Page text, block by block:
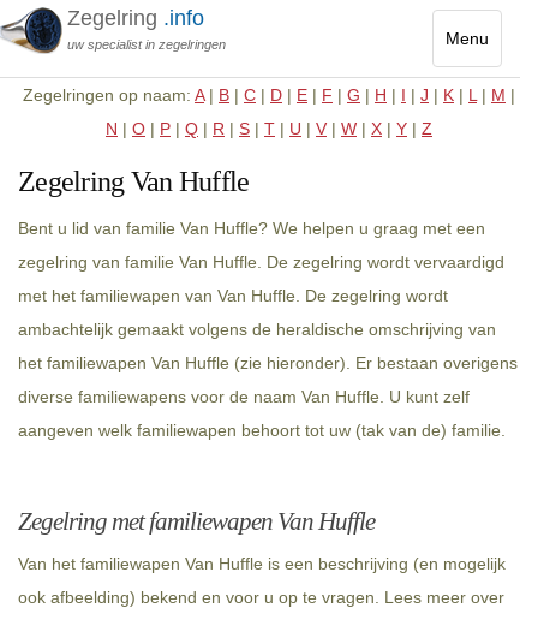
Menu
Toggle
Zegelring .info
uw specialist in zegelringen
Zegelringen op naam: A| B | C | D | E | F | G | H | I | J | K | L | M |
N | O | P | Q | R | S | T | U | V | W | X | Y | Z
Zegelring Van Huffle
Bent u lid van familie Van Huffle? We helpen u graag met een
zegelring van familie Van Huffle. De zegelring wordt vervaardigd
met het familiewapen van Van Huffle. De zegelring wordt
ambachtelijk gemaakt volgens de heraldische omschrijving van
het familiewapen Van Huffle (zie hieronder). Er bestaan overigens
diverse familiewapens voor de naam Van Huffle. U kunt zelf
aangeven welk familiewapen behoort tot uw (tak van de) familie.
Zegelring met familiewapen Van Huffle
Van het familiewapen Van Huffle is een beschrijving (en mogelijk
ook afbeelding) bekend en voor u op te vragen. Lees meer over